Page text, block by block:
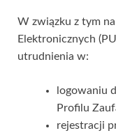
W związku z tym
Elektronicznych
utrudnienia w:
logowaniu
Profilu
rejestracji